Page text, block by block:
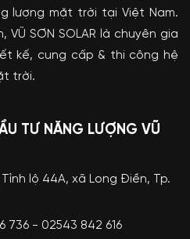
lượng mặt trời tại Việt Nam.
VŨ SƠN SOLAR là chuyên gia
kế, cung cấp & thi công hệ
trời.
TƯ NĂNG LƯỢNG VŨ
Tỉnh lộ 44A, xã Long Điền, Tp.
- 02543 842 616